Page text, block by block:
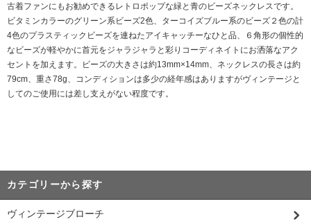
古着ファンにもお勧めできるレトロポップな緑と青のビーズネックレスです。
ビタミンカラーのグリーン系ビーズ2色、ターコイズブルー系のビーズ２色の計
4色のプラスティックビーズを連ねたアイキャッチーなひと品、６角形の個性的
なビーズが軽やかに首元をジャラジャラと彩りコーディネイトにお洒落なアク
セントを加えます。ビーズの大きさは約13mm×14mm、ネックレスの長さは約
79cm、重さ78g、コンディションは多少の経年感はありますがヴィンテージと
してのご使用には差し支えがない程度です。
カテゴリーから探す
ヴィンテージブローチ